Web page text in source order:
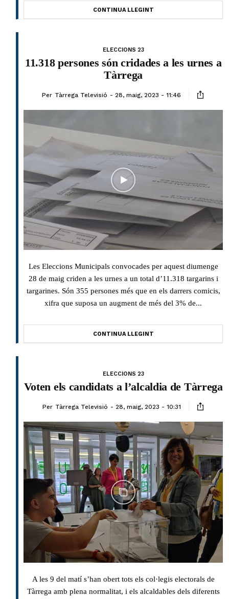
CONTINUA LLEGINT
ELECCIONS 23
11.318 persones són cridades a les urnes a
Tàrrega
Per Tàrrega Televisió 28, maig, 2023 - 11:46
Les Eleccions Municipals convocades per aquest diumenge
28 de maig criden a les urnes a un total d’11.318 targarins i
targarines. Són 355 persones més que en els darrers comicis,
xifra que suposa un augment de més del 3% de...
CONTINUA LLEGINT
ELECCIONS 23
Voten els candidats a l’alcaldia de Tàrrega
Per Tàrrega Televisió 28, maig, 2023 - 10:31
A les 9 del matí s’han obert tots els col·legis electorals de
Tàrrega amb plena normalitat, i els alcaldables dels diferents